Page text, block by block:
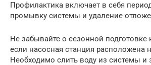
Профилактика включает в себя
промывку системы и удаление
Не забывайте о сезонной подготовке
если насосная станция расположена
Необходимо слить воду из системы и